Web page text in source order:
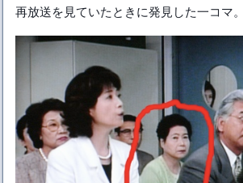
再放送を見ていたときに発見した一コマ。